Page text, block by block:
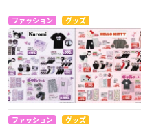
ファッション グッズ
ファッション グッズ